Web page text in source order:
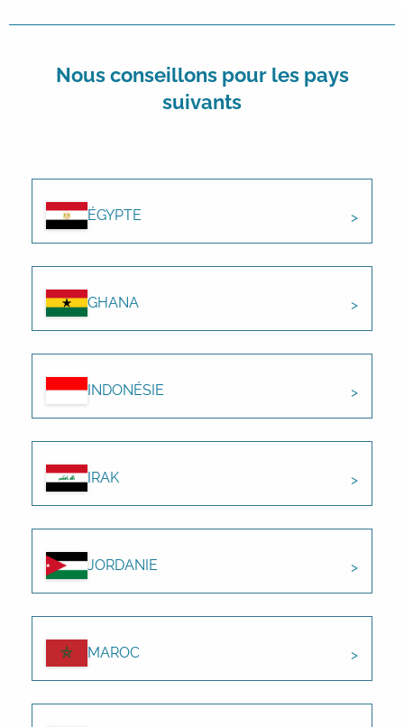
Nous conseillons pour les pays
suivants
ÉGYPTE
GHANA
INDONÉSIE
IRAK
JORDANIE
MAROC